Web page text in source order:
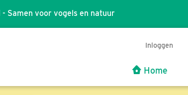
- Samen voor vogels en natuur
Inloggen
Home